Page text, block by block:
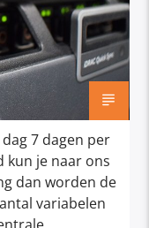
7 dagen per
kun je naar ons
dan worden de
variabelen